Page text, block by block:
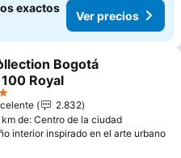
exactos
Ver precios
a favoritos
Bogotá
Royal
2.832
de: Centro de la ciudad
interior inspirado en el arte urbano